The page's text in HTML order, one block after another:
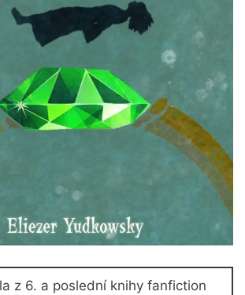
z 6. a poslední knihy fanfiction